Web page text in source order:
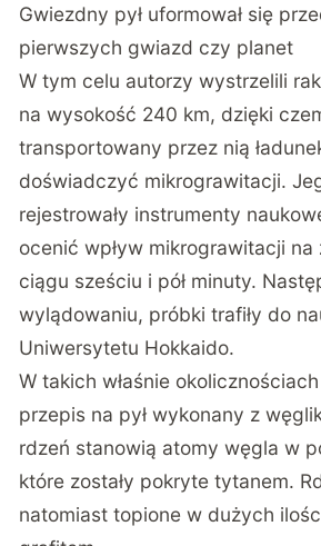
Gwiezdny pył uformował się
pierwszych gwiazd czy planet
W tym celu autorzy wystrzelili
na wysokość 240 km, dzięki
transportowany przez nią
doświadczyć mikrograwitacji.
rejestrowały instrumenty
ocenić wpływ mikrograwitacji na
ciągu sześciu i pół minuty.
wylądowaniu, próbki trafiły do
Uniwersytetu Hokkaido.
W takich właśnie
przepis na pył wykonany z
rdzeń stanowią atomy węgla w
które zostały pokryte tytanem.
natomiast topione w dużych